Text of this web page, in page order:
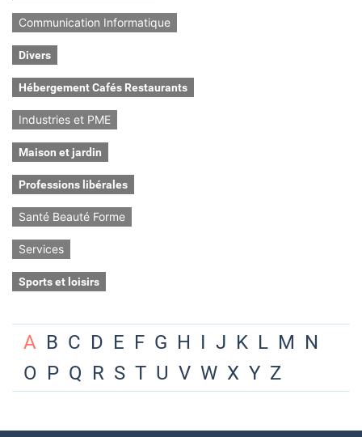
Communication Informatique
Divers
Hébergement Cafés Restaurants
Industries et PME
Maison et jardin
Professions libérales
Santé Beauté Forme
Services
Sports et loisirs
A B C D E F G H I J K L M N
O P Q R S T U V W X Y Z